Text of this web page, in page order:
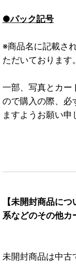
●パック記号
※商品名に記載さ
ただいております。
一部、写真とカー
ので購入の際、必
ますようお願い申
【未開封商品に
系などのその他カ
未開封商品は中古